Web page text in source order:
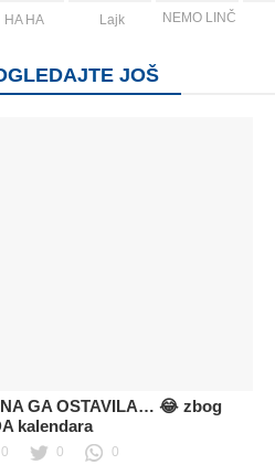
HA HA Lajk NEMO LINČ
JOŠ
GA OSTAVILA… 😂 zbog
kalendara
0 0 0